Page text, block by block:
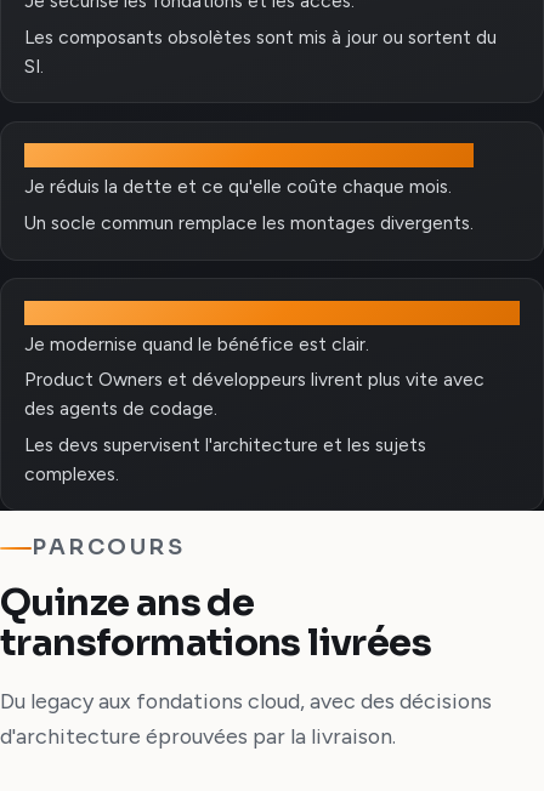
Les composants obsolètes sont mis à jour ou sortent du
SI.
Je réduis la dette et ce qu'elle coûte chaque mois.
Un socle commun remplace les montages divergents.
Je modernise quand le bénéfice est clair.
Product Owners et développeurs livrent plus vite avec
des agents de codage.
Les devs supervisent l'architecture et les sujets
complexes.
PARCOURS
Quinze ans de
transformations livrées
Du legacy aux fondations cloud, avec des décisions
d'architecture éprouvées par la livraison.